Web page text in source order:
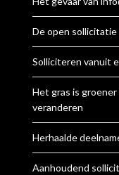
De open sollicitatie
Solliciteren vanuit
Het gras is
veranderen
Herhaalde
Aanhoudend